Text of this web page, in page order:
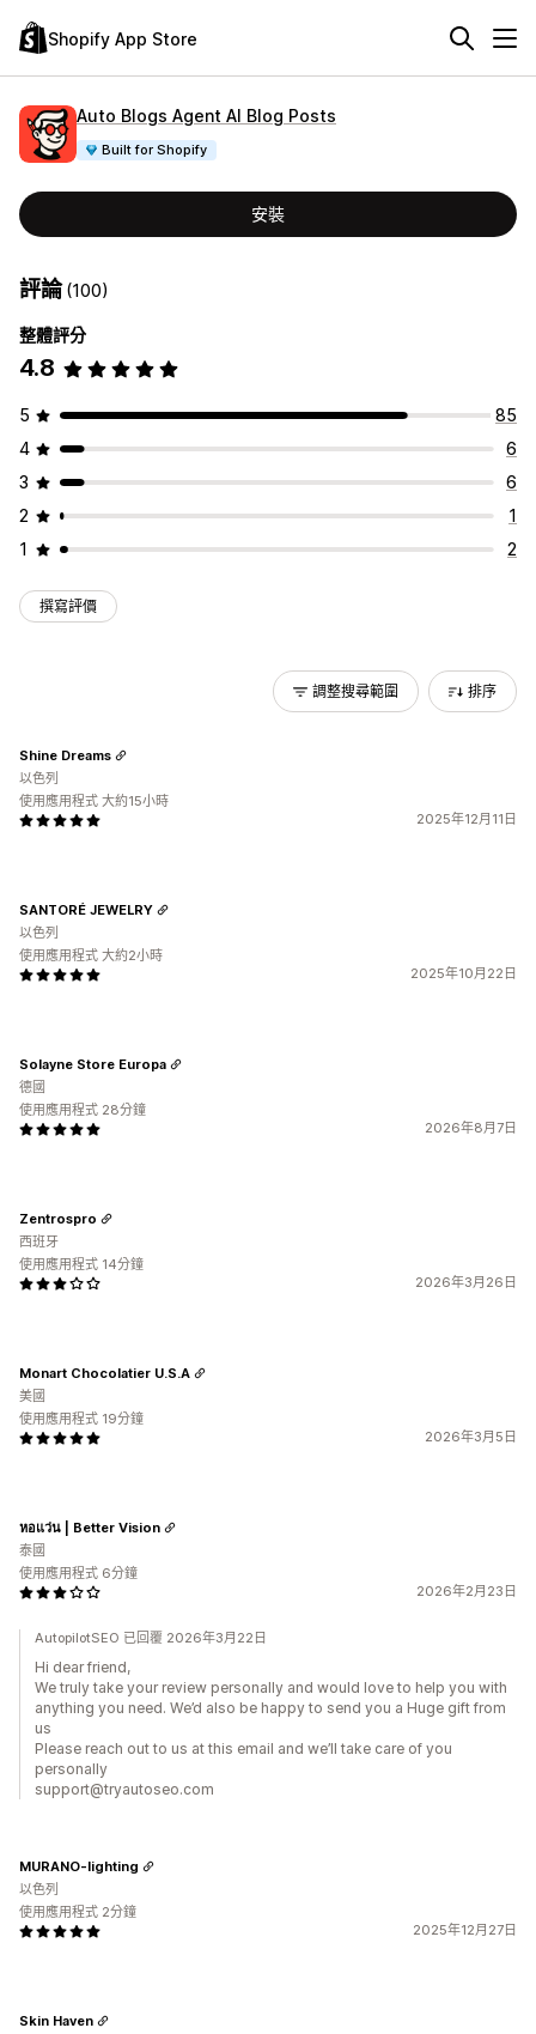
Shopify App Store
Auto Blogs Agent AI Blog Posts
Built for Shopify
安裝
評論(100)
整體評分
4.8
5
85
4
6
3
6
2
1
1
2
撰寫評價
調整搜尋範圍 排序
2025年12月11日
Shine Dreams
以色列
使用應用程式 大約15小時
2025年10月22日
SANTORÉ JEWELRY
以色列
使用應用程式 大約2小時
2026年8月7日
Solayne Store Europa
德國
使用應用程式 28分鐘
2026年3月26日
Zentrospro
西班牙
使用應用程式 14分鐘
2026年3月5日
Monart Chocolatier U.S.A
美國
使用應用程式 19分鐘
2026年2月23日
หอแว่น | Better Vision
泰國
使用應用程式 6分鐘
AutopilotSEO 已回覆 2026年3月22日
Hi dear friend,
We truly take your review personally and would love to help you with
anything you need. We’d also be happy to send you a Huge gift from
us
Please reach out to us at this email and we’ll take care of you
personally
support@tryautoseo.com
2025年12月27日
MURANO-lighting
以色列
使用應用程式 2分鐘
Skin Haven